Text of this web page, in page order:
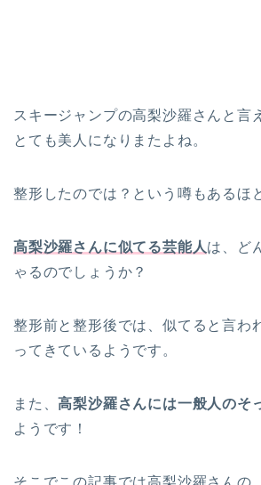
スキージャンプの高梨沙羅さんと言
とても美人になりまたよね。
整形したのでは？という噂もあるほ
高梨沙羅さんに似てる芸能人は、ど
ゃるのでしょうか？
整形前と整形後では、似てると言わ
ってきているようです。
また、高梨沙羅さんには一般人のそ
ようです！
そこでこの記事では高梨沙羅さんの、